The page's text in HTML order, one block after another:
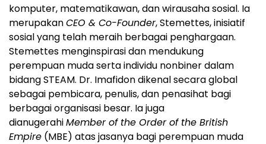
komputer, matematikawan, dan wirausaha sosial. Ia
merupakanCEO & Co-Founder, Stemettes, inisiatif
sosial yang telah meraih berbagai penghargaan.
Stemettes menginspirasi dan mendukung
perempuan muda serta individu nonbiner dalam
bidang STEAM. Dr. Imafidon dikenal secara global
sebagai pembicara, penulis, dan penasihat bagi
berbagai organisasi besar. Ia juga
dianugerahiMember of the Order of the British
Empire (MBE) atas jasanya bagi perempuan muda